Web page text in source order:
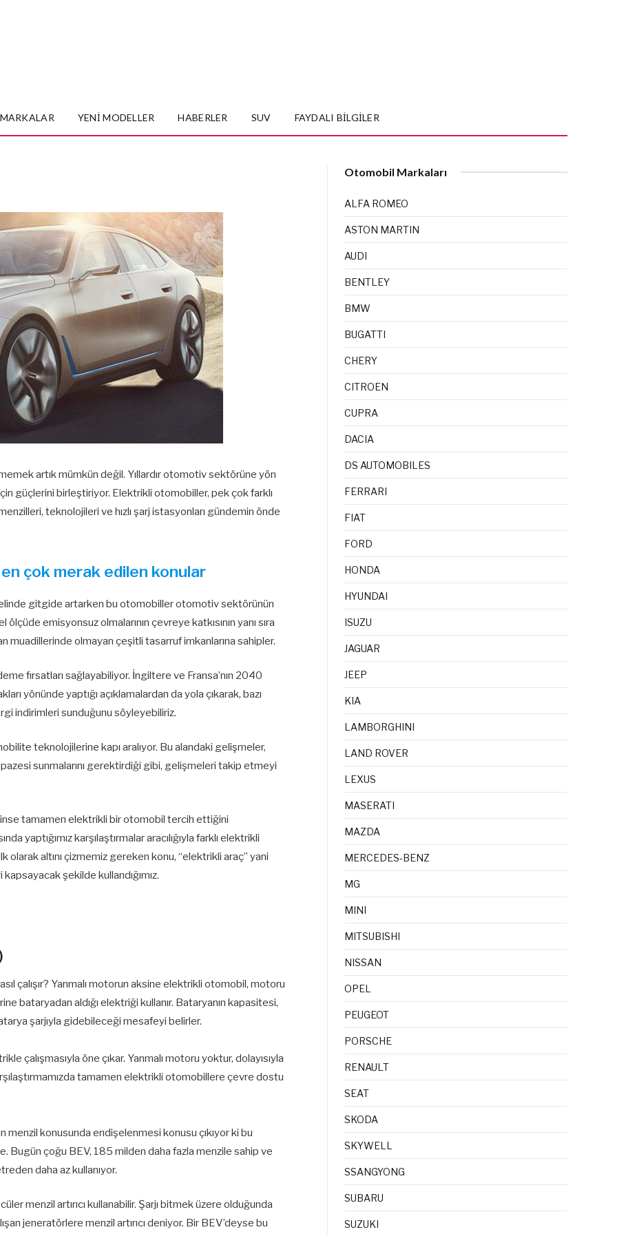
MARKALAR YENI MODELLER HABERLER SUV FAYDALI BILGILER
artık mümkün değil. Yıllardır otomotiv sektörüne yön
güçlerini birleştiriyor. Elektrikli otomobiller, pek çok farklı
teknolojileri ve hızlı şarj istasyonları gündemin önde
çok merak edilen konular
gitgide artarken bu otomobiller otomotiv sektörünün
emisyonsuz olmalarının çevreye katkısının yanı sıra
muadillerinde olmayan çeşitli tasarruf imkanlarına sahipler.
fırsatları sağlayabiliyor. İngiltere ve Fransa’nın 2040
yönünde yaptığı açıklamalardan da yola çıkarak, bazı
indirimleri sunduğunu söyleyebiliriz.
teknolojilerine kapı aralıyor. Bu alandaki gelişmeler,
sunmalarını gerektirdiği gibi, gelişmeleri takip etmeyi
tamamen elektrikli bir otomobil tercih ettiğini
yaptığımız karşılaştırmalar aracılığıyla farklı elektrikli
altını çizmemiz gereken konu, “elektrikli araç” yani
şekilde kullandığımız.
çalışır? Yanmalı motorun aksine elektrikli otomobil, motoru
bataryadan aldığı elektriği kullanır. Bataryanın kapasitesi,
şarjıyla gidebileceği mesafeyi belirler.
çalışmasıyla öne çıkar. Yanmalı motoru yoktur, dolayısıyla
tamamen elektrikli otomobillere çevre dostu
menzil konusunda endişelenmesi konusu çıkıyor ki bu
Bugün çoğu BEV, 185 milden daha fazla menzile sahip ve
daha az kullanıyor.
menzil artırıcı kullanabilir. Şarjı bitmek üzere olduğunda
jeneratörlere menzil artırıcı deniyor. Bir BEV’deyse bu
Otomobil Markaları
ALFA ROMEO
ASTON MARTIN
AUDI
BENTLEY
BMW
BUGATTI
CHERY
CITROEN
CUPRA
DACIA
DS AUTOMOBILES
FERRARI
FIAT
FORD
HONDA
HYUNDAI
ISUZU
JAGUAR
JEEP
KIA
LAMBORGHINI
LAND ROVER
LEXUS
MASERATI
MAZDA
MERCEDES-BENZ
MG
MINI
MITSUBISHI
NISSAN
OPEL
PEUGEOT
PORSCHE
RENAULT
SEAT
SKODA
SKYWELL
SSANGYONG
SUBARU
SUZUKI